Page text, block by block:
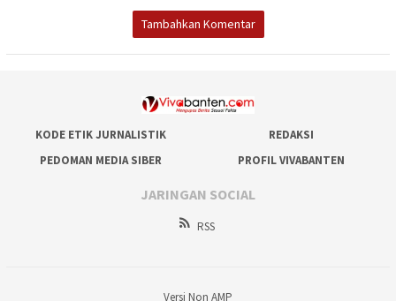
Tambahkan Komentar
KODE ETIK JURNALISTIK
REDAKSI
PEDOMAN MEDIA SIBER
PROFIL VIVABANTEN
JARINGAN SOCIAL
RSS
Versi Non AMP